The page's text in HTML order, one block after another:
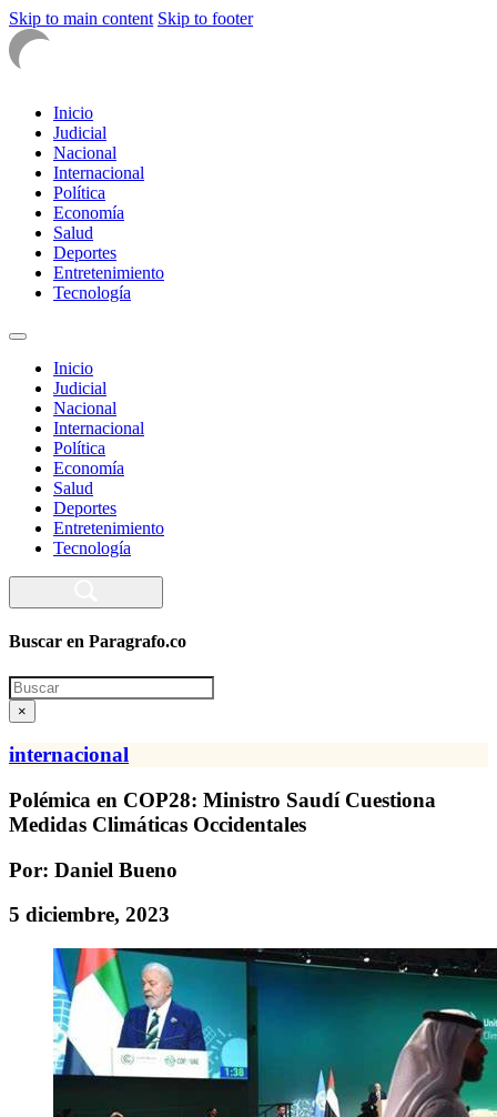
Skip to main content Skip to footer
Inicio
Judicial
Nacional
Internacional
Política
Economía
Salud
Deportes
Entretenimiento
Tecnología
Inicio
Judicial
Nacional
Internacional
Política
Economía
Salud
Deportes
Entretenimiento
Tecnología
Buscar en Paragrafo.co
Search
×
internacional
Polémica en COP28: Ministro Saudí Cuestiona
Medidas Climáticas Occidentales
Por: Daniel Bueno
5 diciembre, 2023